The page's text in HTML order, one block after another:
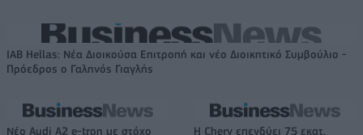
IAB Hellas: Νέα Διοικούσα Επιτροπή και νέο Διοικητικό Συμβούλιο -
Πρόεδρος ο Γαληνός Γιαγλής
Νέο Audi A2 e-tron με στόχο Η Chery επενδύει 75 εκατ.